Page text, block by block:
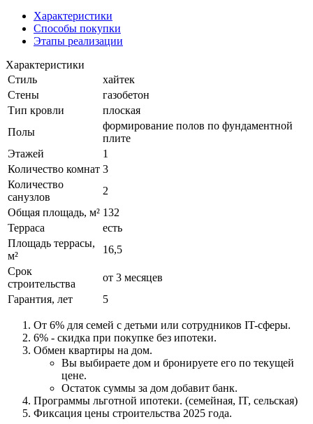
Характеристики
Способы покупки
Этапы реализации
Характеристики
Стиль
хайтек
Стены
газобетон
Тип кровли
плоская
Полы
формирование полов по фундаментной
плите
Этажей
1
Количество комнат 3
Количество
санузлов
2
Общая площадь, м² 132
Терраса
есть
Площадь террасы,
м²
16,5
Срок
строительства
от 3 месяцев
Гарантия, лет
5
От 6% для семей с детьми или сотрудников IT-сферы.
6% - скидка при покупке без ипотеки.
Обмен квартиры на дом.
Вы выбираете дом и бронируете его по текущей
цене.
Остаток суммы за дом добавит банк.
Программы льготной ипотеки. (семейная, IT, сельская)
Фиксация цены строительства 2025 года.